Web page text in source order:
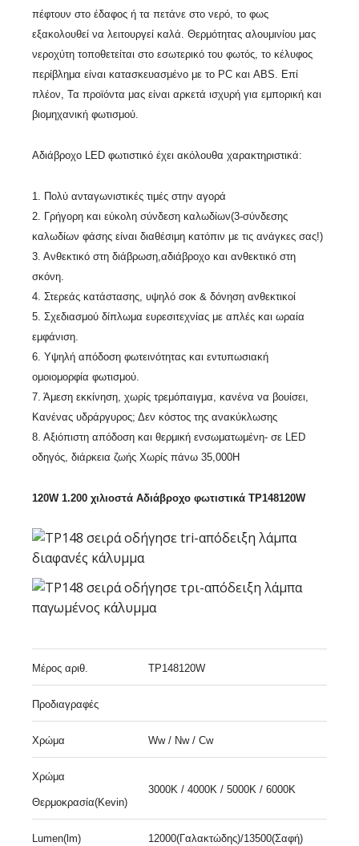
πέφτουν στο έδαφος ή τα πετάνε στο νερό, το φως
εξακολουθεί να λειτουργεί καλά. Θερμότητας αλουμινίου μας
νεροχύτη τοποθετείται στο εσωτερικό του φωτός, το κέλυφος
περίβλημα είναι κατασκευασμένο με το PC και ABS. Επί
πλέον, Τα προϊόντα μας είναι αρκετά ισχυρή για εμπορική και
βιομηχανική φωτισμού.
Αδιάβροχο LED φωτιστικό έχει ακόλουθα χαρακτηριστικά:
1. Πολύ ανταγωνιστικές τιμές στην αγορά
2. Γρήγορη και εύκολη σύνδεση καλωδίων(3-σύνδεσης
καλωδίων φάσης είναι διαθέσιμη κατόπιν με τις ανάγκες σας!)
3. Ανθεκτικό στη διάβρωση,αδιάβροχο και ανθεκτικό στη
σκόνη.
4. Στερεάς κατάστασης, υψηλό σοκ & δόνηση ανθεκτικοί
5. Σχεδιασμού δίπλωμα ευρεσιτεχνίας με απλές και ωραία
εμφάνιση.
6. Υψηλή απόδοση φωτεινότητας και εντυπωσιακή
ομοιομορφία φωτισμού.
7. Άμεση εκκίνηση, χωρίς τρεμόπαιγμα, κανένα να βουίσει,
Κανένας υδράργυρος; Δεν κόστος της ανακύκλωσης
8. Αξιόπιστη απόδοση και θερμική ενσωματωμένη- σε LED
οδηγός, διάρκεια ζωής Χωρίς πάνω 35,000H
120W 1.200 χιλιοστά Αδιάβροχο φωτιστικά TP148120W
Μέρος αριθ. TP148120W
Προδιαγραφές
Χρώμα Ww / Nw / Cw
Χρώμα
Θερμοκρασία(Kevin)
3000Κ / 4000K / 5000K / 6000K
Lumen(lm) 12000(Γαλακτώδης)/13500(Σαφή)